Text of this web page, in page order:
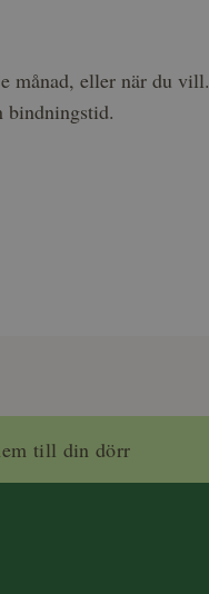
månad, eller när du vill.
bindningstid.
till din dörr